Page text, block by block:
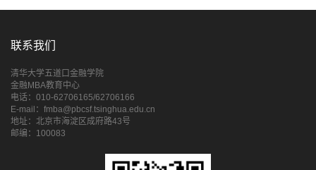
联系我们
清华大学五道口金融学院
金融MBA教育中心
电话：010-62706165/62706166
E-mail：fmba@pbcsf.tsinghua.edu.cn
地址：北京市海淀区成府路43号
邮编：100083